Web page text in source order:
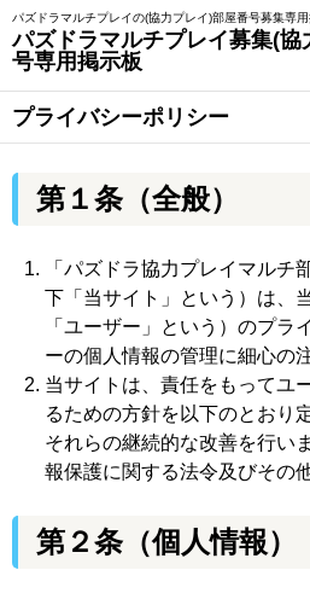
パズドラマルチプレイの(協力プレイ)部屋番号募集専
パズドラマルチプレイ募集(協
号専用掲示板
プライバシーポリシー
第１条（全般）
「パズドラ協力プレイマルチ
下「当サイト」という）は、
「ユーザー」という）のプラ
ーの個人情報の管理に細心の
当サイトは、責任をもってユ
るための方針を以下のとおり
それらの継続的な改善を行い
報保護に関する法令及びその
第２条（個人情報）